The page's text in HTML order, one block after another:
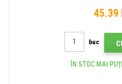
45.39
buc
ÎN STOC MAI